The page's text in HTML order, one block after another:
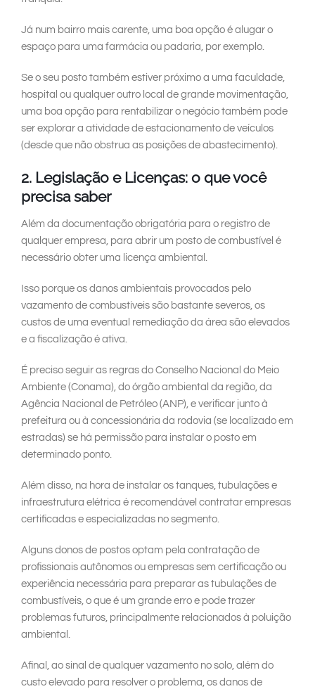
Já num bairro mais carente, uma boa opção é alugar o
espaço para uma farmácia ou padaria, por exemplo.
Se o seu posto também estiver próximo a uma faculdade,
hospital ou qualquer outro local de grande movimentação,
uma boa opção para rentabilizar o negócio também pode
ser explorar a atividade de estacionamento de veículos
(desde que não obstrua as posições de abastecimento).
2. Legislação e Licenças: o que você
precisa saber
Além da documentação obrigatória para o registro de
qualquer empresa, para abrir um posto de combustível é
necessário obter uma licença ambiental.
Isso porque os danos ambientais provocados pelo
vazamento de combustíveis são bastante severos, os
custos de uma eventual remediação da área são elevados
e a fiscalização é ativa.
É preciso seguir as regras do Conselho Nacional do Meio
Ambiente (Conama), do órgão ambiental da região, da
Agência Nacional de Petróleo (ANP), e verificar junto à
prefeitura ou à concessionária da rodovia (se localizado em
estradas) se há permissão para instalar o posto em
determinado ponto.
Além disso, na hora de instalar os tanques, tubulações e
infraestrutura elétrica é recomendável contratar empresas
certificadas e especializadas no segmento.
Alguns donos de postos optam pela contratação de
profissionais autônomos ou empresas sem certificação ou
experiência necessária para preparar as tubulações de
combustíveis, o que é um grande erro e pode trazer
problemas futuros, principalmente relacionados à poluição
ambiental.
Afinal, ao sinal de qualquer vazamento no solo, além do
custo elevado para resolver o problema, os danos de